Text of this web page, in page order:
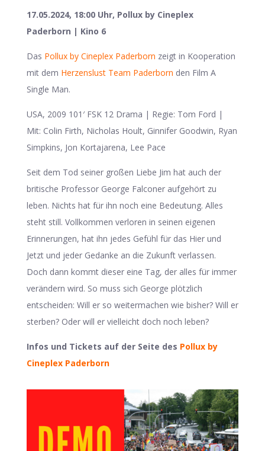
17.05.2024, 18:00 Uhr, Pollux by Cineplex
Paderborn | Kino 6
Das Pollux by Cineplex Paderborn zeigt in Kooperation
mit dem Herzenslust Team Paderborn den Film A
Single Man.
USA, 2009 101′ FSK 12 Drama | Regie: Tom Ford |
Mit: Colin Firth, Nicholas Hoult, Ginnifer Goodwin, Ryan
Simpkins, Jon Kortajarena, Lee Pace
Seit dem Tod seiner großen Liebe Jim hat auch der
britische Professor George Falconer aufgehört zu
leben. Nichts hat für ihn noch eine Bedeutung. Alles
steht still. Vollkommen verloren in seinen eigenen
Erinnerungen, hat ihn jedes Gefühl für das Hier und
Jetzt und jeder Gedanke an die Zukunft verlassen.
Doch dann kommt dieser eine Tag, der alles für immer
verändern wird. So muss sich George plötzlich
entscheiden: Will er so weitermachen wie bisher? Will er
sterben? Oder will er vielleicht doch noch leben?
Infos und Tickets auf der Seite des Pollux by
Cineplex Paderborn